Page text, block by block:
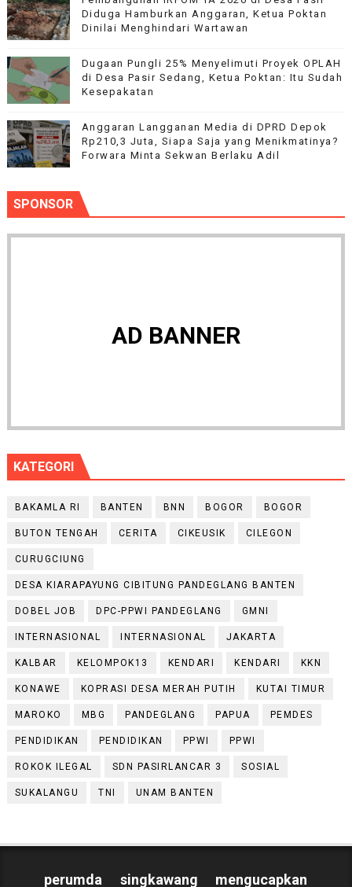
Diduga Hamburkan Anggaran, Ketua Poktan
Dinilai Menghindari Wartawan
Dugaan Pungli 25% Menyelimuti Proyek OPLAH
di Desa Pasir Sedang, Ketua Poktan: Itu Sudah
Kesepakatan
Anggaran Langganan Media di DPRD Depok
Rp210,3 Juta, Siapa Saja yang Menikmatinya?
Forwara Minta Sekwan Berlaku Adil
SPONSOR
AD BANNER
KATEGORI
BAKAMLA RI BANTEN BNN BOGOR BOGOR
BUTON TENGAH CERITA CIKEUSIK CILEGON
CURUGCIUNG
DESA KIARAPAYUNG CIBITUNG PANDEGLANG BANTEN
DOBEL JOB DPC-PPWI PANDEGLANG GMNI
INTERNASIONAL INTERNASIONAL JAKARTA
KALBAR KELOMPOK13 KENDARI KENDARI KKN
KONAWE KOPRASI DESA MERAH PUTIH KUTAI TIMUR
MAROKO MBG PANDEGLANG PAPUA PEMDES
PENDIDIKAN PENDIDIKAN PPWI PPWI
ROKOK ILEGAL SDN PASIRLANCAR 3 SOSIAL
SUKALANGU TNI UNAM BANTEN
perumda singkawang mengucapkan